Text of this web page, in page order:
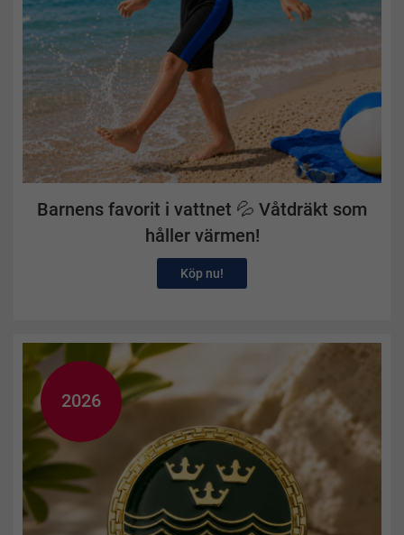
Barnens favorit i vattnet 💦 Våtdräkt som
håller värmen!
Köp nu!
2026